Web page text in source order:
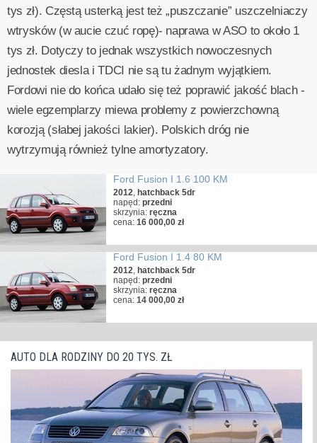
tys zł). Częstą usterką jest też „puszczanie” uszczelniaczy
wtrysków (w aucie czuć ropę)- naprawa w ASO to około 1
tys zł. Dotyczy to jednak wszystkich nowoczesnych
jednostek diesla i TDCI nie są tu żadnym wyjątkiem.
Fordowi nie do końca udało się też poprawić jakość blach -
wiele egzemplarzy miewa problemy z powierzchowną
korozją (słabej jakości lakier). Polskich dróg nie
wytrzymują również tylne amortyzatory.
Ford Fusion I 1.6 100 KM
2012, hatchback 5dr
napęd: przedni
skrzynia: ręczna
cena: 16 000,00 zł
Ford Fusion I 1.4 80 KM
2012, hatchback 5dr
napęd: przedni
skrzynia: ręczna
cena: 14 000,00 zł
AUTO DLA RODZINY DO 20 TYS. ZŁ